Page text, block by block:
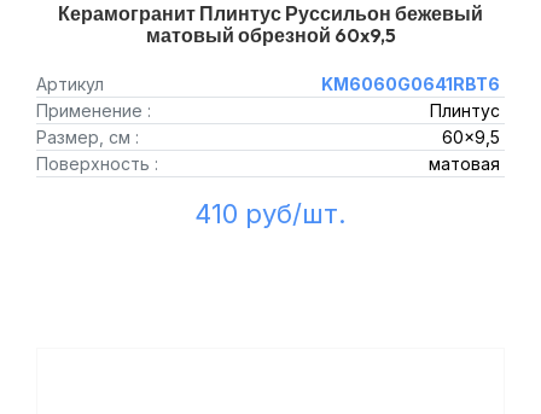
Керамогранит Плинтус Руссильон бежевый
матовый обрезной 60x9,5
Артикул
KM6060G0641RBT6
Применение :
Плинтус
Размер, см :
60x9,5
Поверхность :
матовая
410 руб/шт.